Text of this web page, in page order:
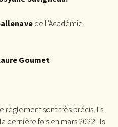
de l’Académie
Goumet
règlement sont très précis. Ils
dernière fois en mars 2022. Ils